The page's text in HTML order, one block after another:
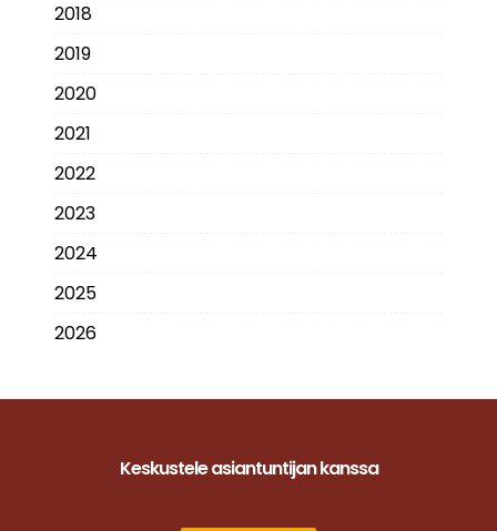
2018
2019
2020
2021
2022
2023
2024
2025
2026
Keskustele asiantuntijan kanssa